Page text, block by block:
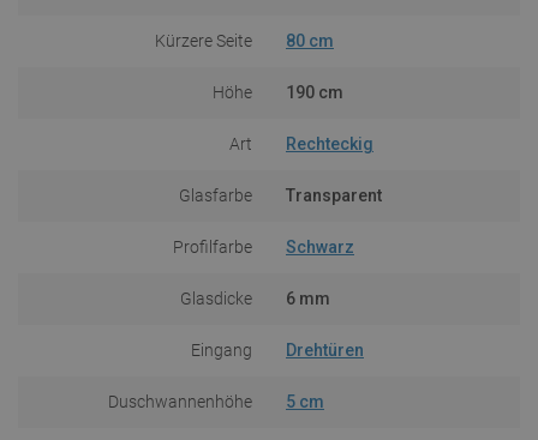
Kürzere Seite 80 cm
Höhe 190 cm
Art Rechteckig
Glasfarbe Transparent
Profilfarbe Schwarz
Glasdicke 6 mm
Eingang Drehtüren
Duschwannenhöhe 5 cm